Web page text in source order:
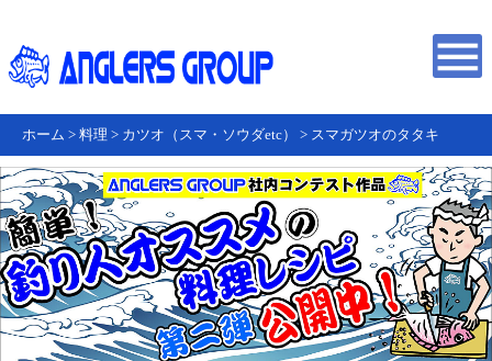
ホーム > 料理 > カツオ（スマ・ソウダetc） > スマガツオのタタキ